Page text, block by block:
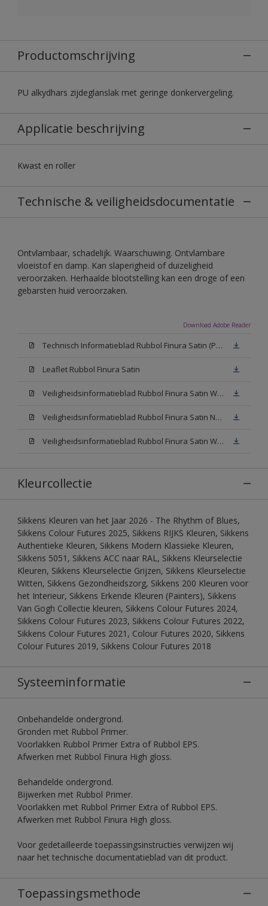
Productomschrijving
PU alkydhars zijdeglanslak met geringe donkervergeling.
Applicatie beschrijving
Kwast en roller
Technische & veiligheidsdocumentatie
Ontvlambaar, schadelijk. Waarschuwing. Ontvlambare
vloeistof en damp. Kan slaperigheid of duizeligheid
veroorzaken. Herhaalde blootstelling kan een droge of een
gebarsten huid veroorzaken.
Download Adobe Reader
Technisch Informatieblad Rubbol Finura Satin (PDF)
Leaflet Rubbol Finura Satin
Veiligheidsinformatieblad Rubbol Finura Satin W05 (MSDS)
Veiligheidsinformatieblad Rubbol Finura Satin N00 (MSDS)
Veiligheidsinformatieblad Rubbol Finura Satin White (MSDS)
Kleurcollectie
Sikkens Kleuren van het Jaar 2026 - The Rhythm of Blues,
Sikkens Colour Futures 2025, Sikkens RIJKS Kleuren, Sikkens
Authentieke Kleuren, Sikkens Modern Klassieke Kleuren,
Sikkens 5051, Sikkens ACC naar RAL, Sikkens Kleurselectie
Kleuren, Sikkens Kleurselectie Grijzen, Sikkens Kleurselectie
Witten, Sikkens Gezondheidszorg, Sikkens 200 Kleuren voor
het Interieur, Sikkens Erkende Kleuren (Painters), Sikkens
Van Gogh Collectie kleuren, Sikkens Colour Futures 2024,
Sikkens Colour Futures 2023, Sikkens Colour Futures 2022,
Sikkens Colour Futures 2021, Colour Futures 2020, Sikkens
Colour Futures 2019, Sikkens Colour Futures 2018
Systeeminformatie
Onbehandelde ondergrond.
Gronden met Rubbol Primer.
Voorlakken Rubbol Primer Extra of Rubbol EPS.
Afwerken met Rubbol Finura High gloss.
Behandelde ondergrond.
Bijwerken met Rubbol Primer.
Voorlakken met Rubbol Primer Extra of Rubbol EPS.
Afwerken met Rubbol Finura High gloss.
Voor gedetailleerde toepassingsinstructies verwijzen wij
naar het technische documentatieblad van dit product.
Toepassingsmethode